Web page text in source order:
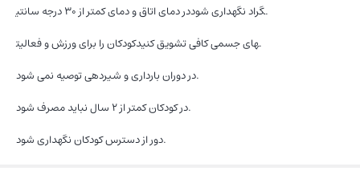
در دمای اتاق و دمای کمتر از ۳۰ درجه سانتی‎گراد نگهداری شود.
کودکان را برای ورزش و فعالیت‎های جسمی کافی تشویق کنید.
در دوران بارداری و شیردهی توصیه نمی شود.
در کودکان کمتر از ۲ سال نباید مصرف شود.
دور از دسترس کودکان نگهداری شود.